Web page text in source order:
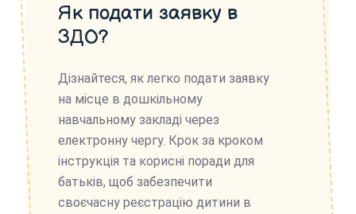
Як подати заявку в
ЗДО?
Дізнайтеся, як легко подати заявку
на місце в дошкільному
навчальному закладі через
електронну чергу. Крок за кроком
інструкція та корисні поради для
батьків, щоб забезпечити
своєчасну реєстрацію дитини в